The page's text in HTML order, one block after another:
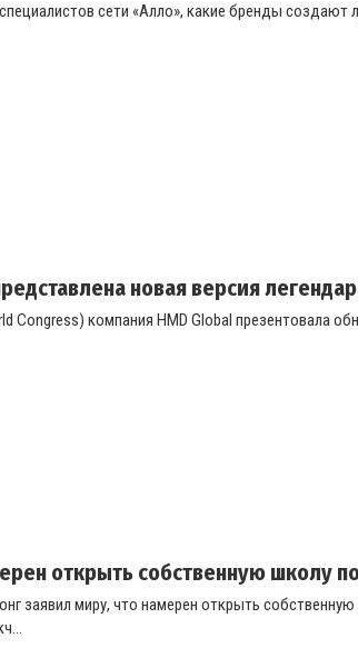
сети «Алло», какие бренды создают
новая версия
Congress) компания HMD Global презентовала
открыть собственную школу
заявил миру, что намерен открыть